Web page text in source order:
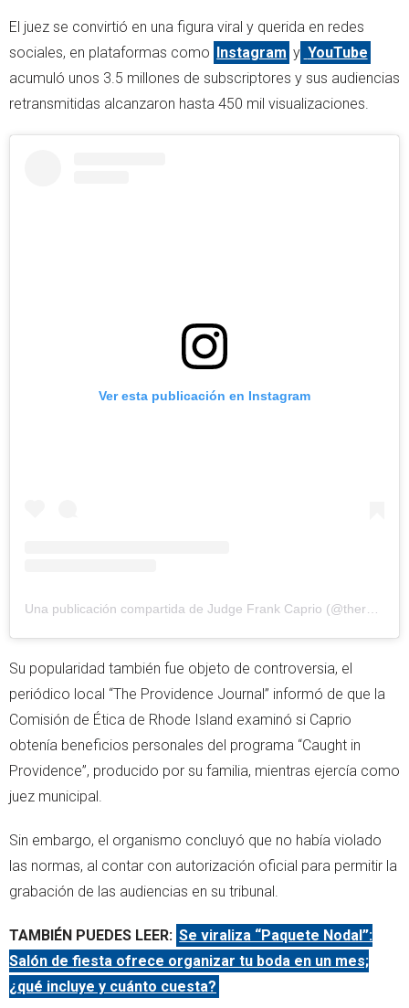
El juez se convirtió en una figura viral y querida en redes
sociales, en plataformas como Instagram y YouTube
acumuló unos 3.5 millones de subscriptores y sus audiencias
retransmitidas alcanzaron hasta 450 mil visualizaciones.
Ver esta publicación en Instagram
Su popularidad también fue objeto de controversia, el
periódico local “The Providence Journal” informó de que la
Comisión de Ética de Rhode Island examinó si Caprio
obtenía beneficios personales del programa “Caught in
Providence”, producido por su familia, mientras ejercía como
juez municipal.
Sin embargo, el organismo concluyó que no había violado
las normas, al contar con autorización oficial para permitir la
grabación de las audiencias en su tribunal.
TAMBIÉN PUEDES LEER: Se viraliza “Paquete Nodal”:
Salón de fiesta ofrece organizar tu boda en un mes;
¿qué incluye y cuánto cuesta?